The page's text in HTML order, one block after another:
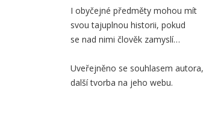
Obsah
záložky
Popis
I obyčejné předměty mohou mít
svou tajuplnou historii, pokud
se nad nimi člověk zamyslí…
Uveřejněno se souhlasem autora,
další tvorba na jeho webu.